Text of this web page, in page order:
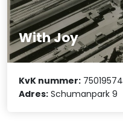
With Joy
KvK nummer: 75019574
Adres: Schumanpark 9